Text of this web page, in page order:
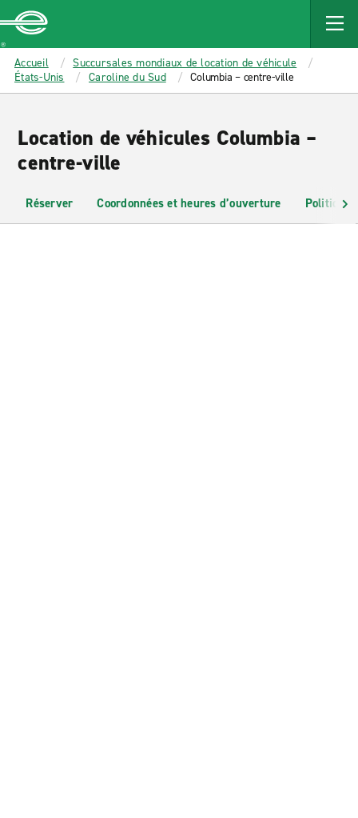
MAIN
CONTENT
Enterprise
Accueil
Succursales mondiaux de location de véhicule
États-Unis
Caroline du Sud Columbia – centre-ville
Location de véhicules Columbia –
centre-ville
Réserver Coordonnées et heures d’ouverture Politiques